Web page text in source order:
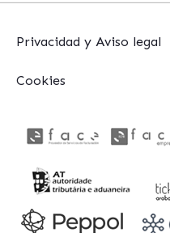
Privacidad y Aviso legal
Cookies